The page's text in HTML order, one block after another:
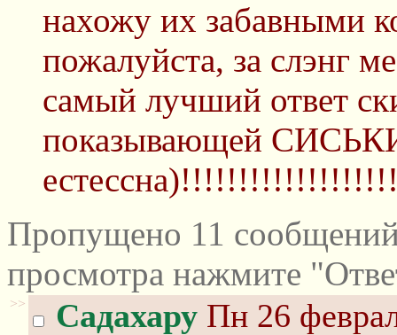
нахожу их забавными
пожалуйста, за слэнг
самый лучший ответ
показывающей
Пропущено 11
просмотра нажмите
>> Садахару Пн 26